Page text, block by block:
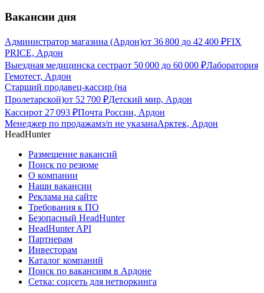
Вакансии дня
Администратор магазина (Ардон)от 36 800 до 42 400 ₽FIX
PRICE, Ардон
Выездная медицинска сестраот 50 000 до 60 000 ₽Лаборатория
Гемотест, Ардон
Старший продавец-кассир (на
Пролетарской)от 52 700 ₽Детский мир, Ардон
Кассирот 27 093 ₽Почта России, Ардон
Менеджер по продажамз/п не указанаАрктек, Ардон
HeadHunter
Размещение вакансий
Поиск по резюме
О компании
Наши вакансии
Реклама на сайте
Требования к ПО
Безопасный HeadHunter
HeadHunter API
Партнерам
Инвесторам
Каталог компаний
Поиск по вакансиям в Ардоне
Сетка: соцсеть для нетворкинга